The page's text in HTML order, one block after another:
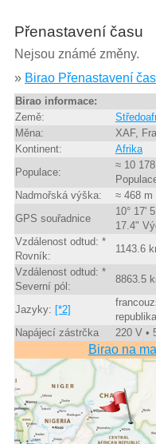
Přenastavení času
Nejsou známé změny.
» Birao Přenastavení
Birao informace:
Země:
Měna:
XAF,
Kontinent:
Afrika
Populace:
≈ 10 178
Nadmořská výška:
≈ 468 m
GPS souřadnice
10° 17'
17.4"
Vzdálenost odtud: *
Rovník:
1143.6
Vzdálenost odtud: *
Severní pól:
8863.5
Jazyky: [*2]
Napájecí zástrčka
220 V •
Birao na